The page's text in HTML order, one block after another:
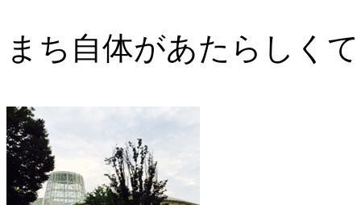
まち自体があたらしく